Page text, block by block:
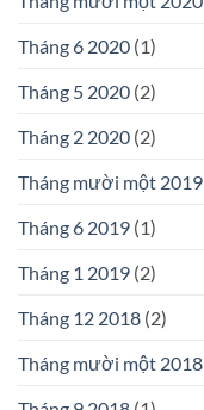
Tháng 6 2020 (1)
Tháng 5 2020 (2)
Tháng 2 2020 (2)
Tháng mười một 2019
Tháng 6 2019 (1)
Tháng 1 2019 (2)
Tháng 12 2018 (2)
Tháng mười một 2018